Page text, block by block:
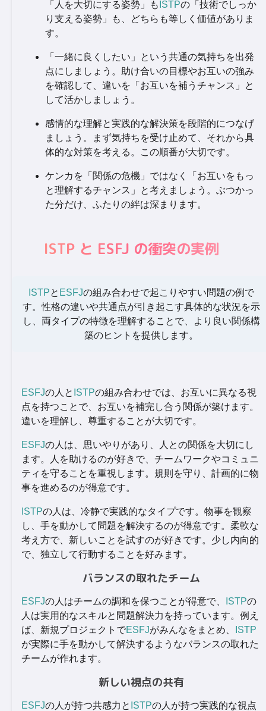
「人を大切にする姿勢」も ISTPの「技術でしっか
り支える姿勢」も、どちらも等しく価値がありま
す。
「一緒に良くしたい」という共通の気持ちを出発
点にしましょう。助け合いの目標やお互いの強み
を確認して、違いを「お互いを補うチャンス」と
して活かしましょう。
感情的な理解と実践的な解決策を段階的につなげ
ましょう。まず気持ちを受け止めて、それから具
体的な対策を考える。この順番が大切です。
ケンカを「関係の危機」ではなく「お互いをもっ
と理解するチャンス」と考えましょう。ぶつかっ
た分だけ、ふたりの絆は深まります。
ISTP と ESFJ の衝突の実例
ISTPと ESFJの組み合わせで起こりやすい問題の例で
す。性格の違いや共通点が引き起こす具体的な状況を示
し、両タイプの特徴を理解することで、より良い関係構
築のヒントを提供します。
ESFJの人と ISTPの組み合わせでは、お互いに異なる視
点を持つことで、お互いを補完し合う関係が築けます。
違いを理解し、尊重することが大切です。
ESFJの人は、思いやりがあり、人との関係を大切にし
ます。人を助けるのが好きで、チームワークやコミュニ
ティを守ることを重視します。規則を守り、計画的に物
事を進めるのが得意です。
ISTPの人は、冷静で実践的なタイプです。物事を観察
し、手を動かして問題を解決するのが得意です。柔軟な
考え方で、新しいことを試すのが好きです。少し内向的
で、独立して行動することを好みます。
バランスの取れたチーム
ESFJの人はチームの調和を保つことが得意で、 ISTPの
人は実用的なスキルと問題解決力を持っています。例え
ば、新規プロジェクトでESFJがみんなをまとめ、
ISTP
が実際に手を動かして解決するようなバランスの取れた
チームが作れます。
新しい視点の共有
ESFJの人が持つ共感力と ISTPの人が持つ実践的な視点